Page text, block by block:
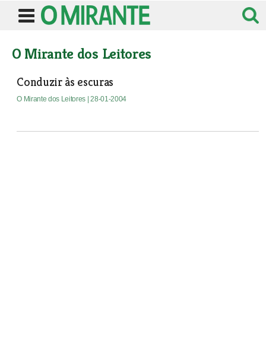
O Mirante dos Leitores
Conduzir às escuras
O Mirante dos Leitores | 28-01-2004